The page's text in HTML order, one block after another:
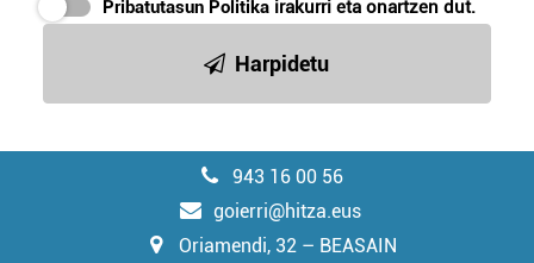
Pribatutasun Politika irakurri eta onartzen dut.
Harpidetu
943 16 00 56
goierri@hitza.eus
Oriamendi, 32 – BEASAIN